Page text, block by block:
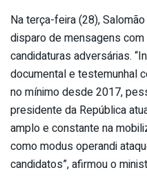
Na terça-feira (28),
disparo de mensagens
candidaturas adversárias.
documental e testemunhal
no mínimo desde 2017,
presidente da República
amplo e constante na
como modus operandi
candidatos”, afirmou o